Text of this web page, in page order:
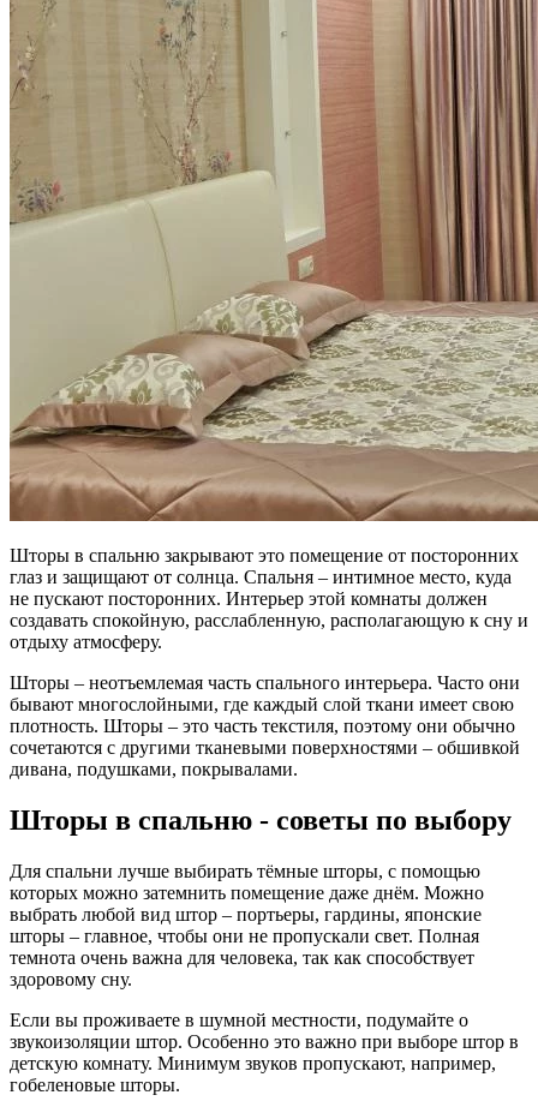
Шторы в спальню закрывают это помещение от посторонних
глаз и защищают от солнца. Спальня – интимное место, куда
не пускают посторонних. Интерьер этой комнаты должен
создавать спокойную, расслабленную, располагающую к сну и
отдыху атмосферу.
Шторы – неотъемлемая часть спального интерьера. Часто они
бывают многослойными, где каждый слой ткани имеет свою
плотность. Шторы – это часть текстиля, поэтому они обычно
сочетаются с другими тканевыми поверхностями – обшивкой
дивана, подушками, покрывалами.
Шторы в спальню - советы по выбору
Для спальни лучше выбирать тёмные шторы, с помощью
которых можно затемнить помещение даже днём. Можно
выбрать любой вид штор – портьеры, гардины, японские
шторы – главное, чтобы они не пропускали свет. Полная
темнота очень важна для человека, так как способствует
здоровому сну.
Если вы проживаете в шумной местности, подумайте о
звукоизоляции штор. Особенно это важно при выборе штор в
детскую комнату. Минимум звуков пропускают, например,
гобеленовые шторы.